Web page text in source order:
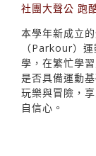
社團大聲公 跑
本學年新成立
（Parkour）
學，在繁忙學
是否具備運動
玩樂與冒險，
自信心。